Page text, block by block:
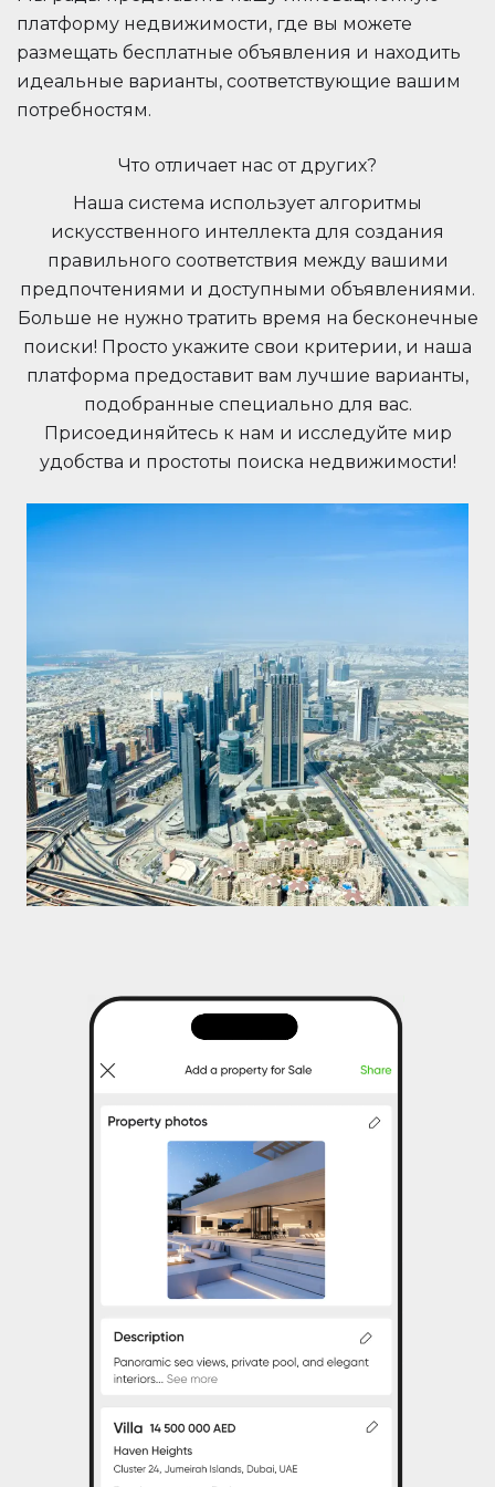
платформу недвижимости, где вы можете
размещать бесплатные объявления и находить
идеальные варианты, соответствующие вашим
потребностям.
Что отличает нас от других?
Наша система использует алгоритмы
искусственного интеллекта для создания
правильного соответствия между вашими
предпочтениями и доступными объявлениями.
Больше не нужно тратить время на бесконечные
поиски! Просто укажите свои критерии, и наша
платформа предоставит вам лучшие варианты,
подобранные специально для вас.
Присоединяйтесь к нам и исследуйте мир
удобства и простоты поиска недвижимости!